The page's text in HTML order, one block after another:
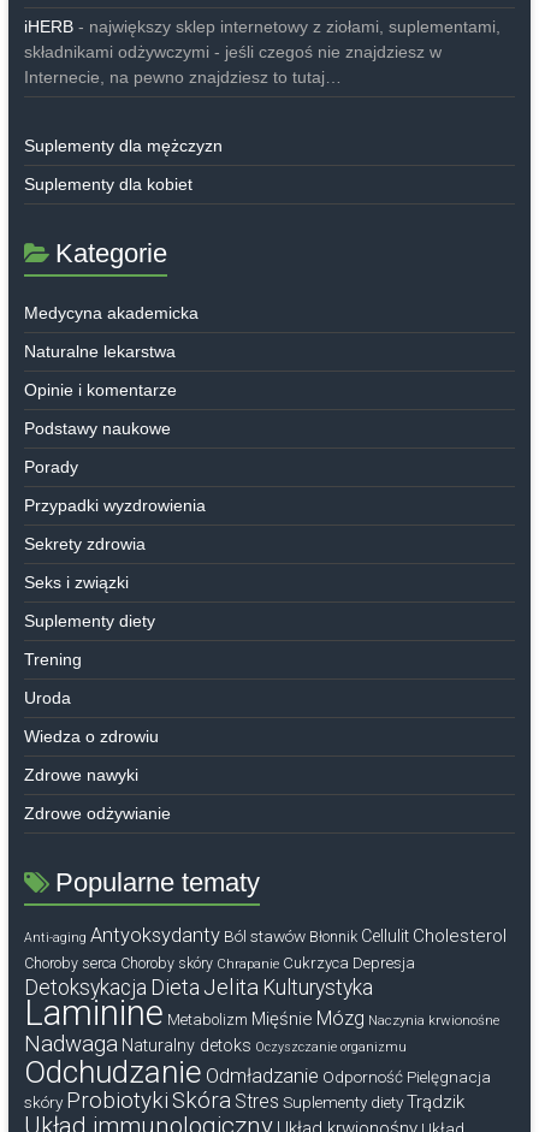
iHERB- największy sklep internetowy z ziołami, suplementami,
składnikami odżywczymi - jeśli czegoś nie znajdziesz w
Internecie, na pewno znajdziesz to tutaj…
Suplementy dla mężczyzn
Suplementy dla kobiet
Kategorie
Medycyna akademicka
Naturalne lekarstwa
Opinie i komentarze
Podstawy naukowe
Porady
Przypadki wyzdrowienia
Sekrety zdrowia
Seks i związki
Suplementy diety
Trening
Uroda
Wiedza o zdrowiu
Zdrowe nawyki
Zdrowe odżywianie
Popularne tematy
Anti-aging Antyoksydanty Ból stawów Błonnik Cellulit Cholesterol
Choroby serca Choroby skóry Chrapanie Cukrzyca Depresja
Detoksykacja Dieta Jelita Kulturystyka
Laminine Metabolizm Mięśnie Mózg Naczynia krwionośne
Nadwaga Naturalny detoks Oczyszczanie organizmu
Odchudzanie Odmładzanie Odporność Pielęgnacja
skóry Probiotyki Skóra Stres Suplementy diety Trądzik
Układ immunologiczny